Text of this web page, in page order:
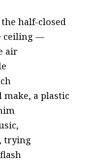
half-closed
ceiling —
air
a plastic
trying